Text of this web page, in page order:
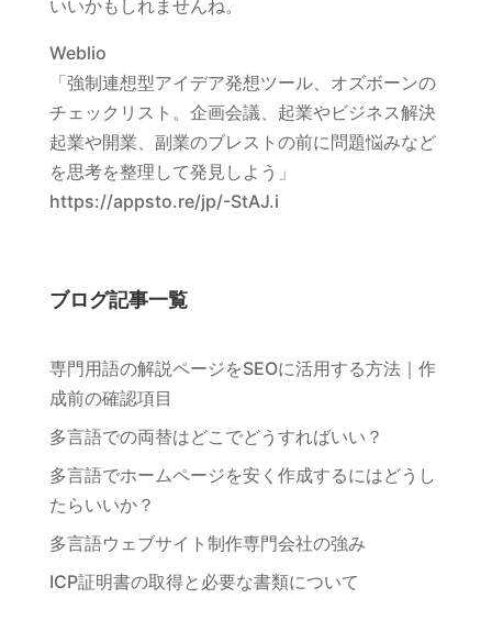
いいかもしれませんね。
Weblio
「強制連想型アイデア発想ツール、オズボーンの
チェックリスト。企画会議、起業やビジネス解決
起業や開業、副業のブレストの前に問題悩みなど
を思考を整理して発見しよう」
https://appsto.re/jp/-StAJ.i
ブログ記事一覧
専門用語の解説ページをSEOに活用する方法｜作
成前の確認項目
多言語での両替はどこでどうすればいい？
多言語でホームページを安く作成するにはどうし
たらいいか？
多言語ウェブサイト制作専門会社の強み
ICP証明書の取得と必要な書類について